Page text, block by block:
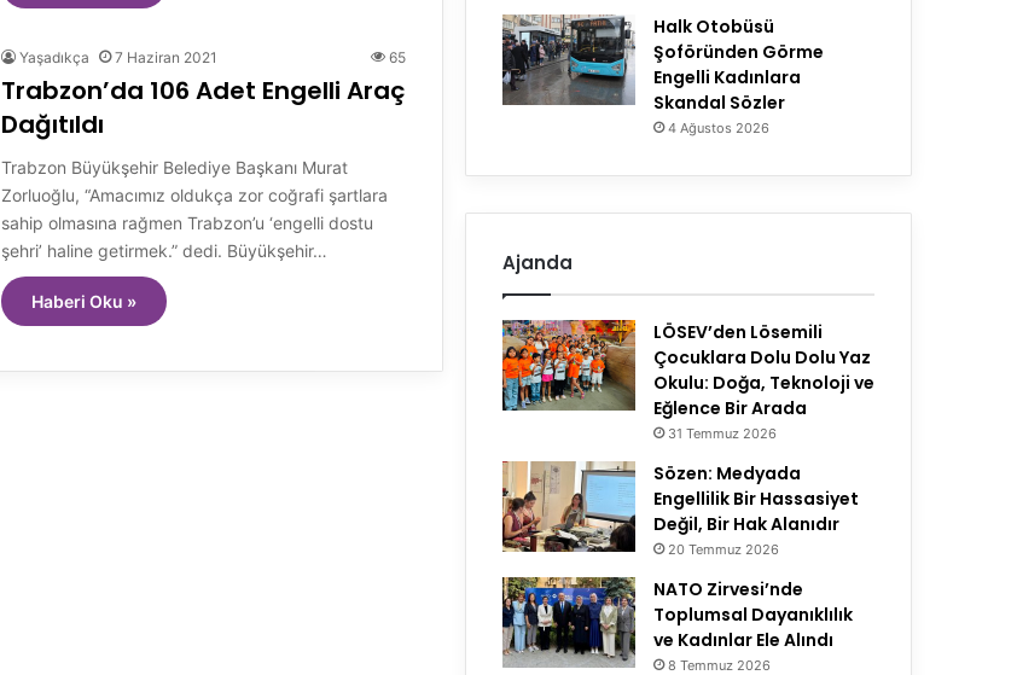
Yaşadıkça 7 Haziran 2021 65
Trabzon’da 106 Adet Engelli Araç
Dağıtıldı
Trabzon Büyükşehir Belediye Başkanı Murat
Zorluoğlu, “Amacımız oldukça zor coğrafi şartlara
sahip olmasına rağmen Trabzon’u ‘engelli dostu
şehri’ haline getirmek.” dedi. Büyükşehir…
Haberi Oku »
Halk Otobüsü
Şoföründen Görme
Engelli Kadınlara
Skandal Sözler
4 Ağustos 2026
Ajanda
LÖSEV’den Lösemili
Çocuklara Dolu Dolu Yaz
Okulu: Doğa, Teknoloji ve
Eğlence Bir Arada
31 Temmuz 2026
Sözen: Medyada
Engellilik Bir Hassasiyet
Değil, Bir Hak Alanıdır
20 Temmuz 2026
NATO Zirvesi’nde
Toplumsal Dayanıklılık
ve Kadınlar Ele Alındı
8 Temmuz 2026